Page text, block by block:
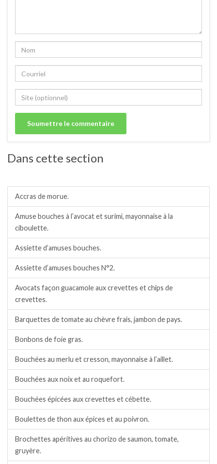
Dans cette section
Accras de morue.
Amuse bouches à l’avocat et surimi, mayonnaise à la
ciboulette.
Assiette d’amuses bouches.
Assiette d’amuses bouches N°2.
Avocats façon guacamole aux crevettes et chips de
crevettes.
Barquettes de tomate au chèvre frais, jambon de pays.
Bonbons de foie gras.
Bouchées au merlu et cresson, mayonnaise à l’aillet.
Bouchées aux noix et au roquefort.
Bouchées épicées aux crevettes et cébette.
Boulettes de thon aux épices et au poivron.
Brochettes apéritives au chorizo de saumon, tomate,
gruyère.